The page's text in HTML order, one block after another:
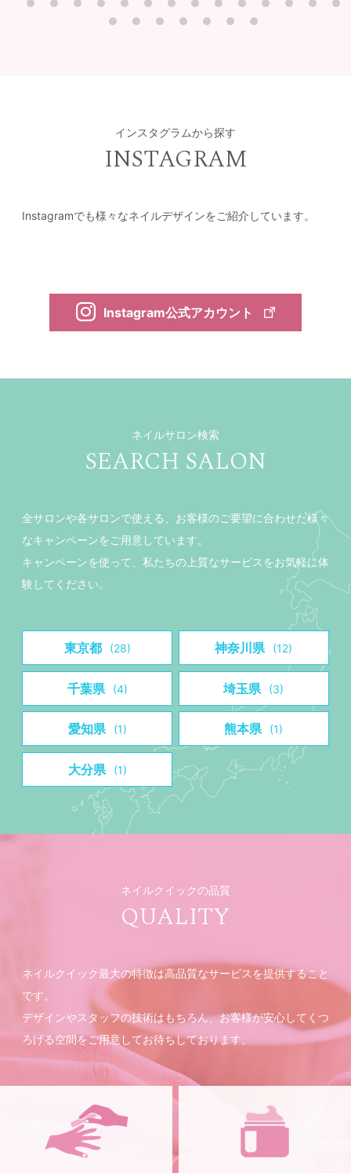
インスタグラムから探す
INSTAGRAM
Instagramでも様々なネイルデザインをご紹介しています。
Instagram公式アカウント
ネイルサロン検索
SEARCH SALON
全サロンや各サロンで使える、お客様のご要望に合わせた様々
なキャンペーンをご用意しています。
キャンペーンを使って、私たちの上質なサービスをお気軽に体
験してください。
東京都 (28) 神奈川県 (12)
千葉県 (4) 埼玉県 (3)
愛知県 (1) 熊本県 (1)
大分県 (1)
ネイルクイックの品質
QUALITY
ネイルクイック最大の特徴は高品質なサービスを提供すること
です。
デザインやスタッフの技術はもちろん、お客様が安心してくつ
ろげる空間をご用意してお待ちしております。